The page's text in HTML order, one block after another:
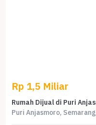
Rp 1,5 Miliar
Puri Anjasmoro, Semarang